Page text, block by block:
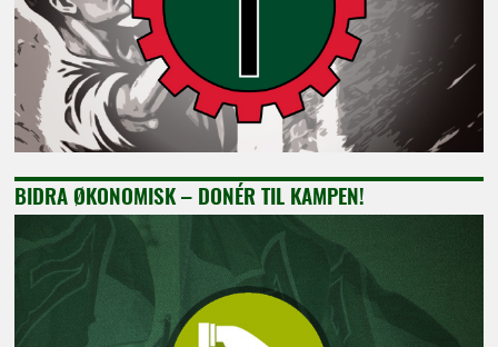
BIDRA ØKONOMISK – DONÉR TIL KAMPEN!